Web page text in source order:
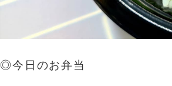
◎今日のお弁当